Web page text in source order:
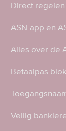
Direct regelen
ASN-app en
Alles over de
Betaalpas
Veilig